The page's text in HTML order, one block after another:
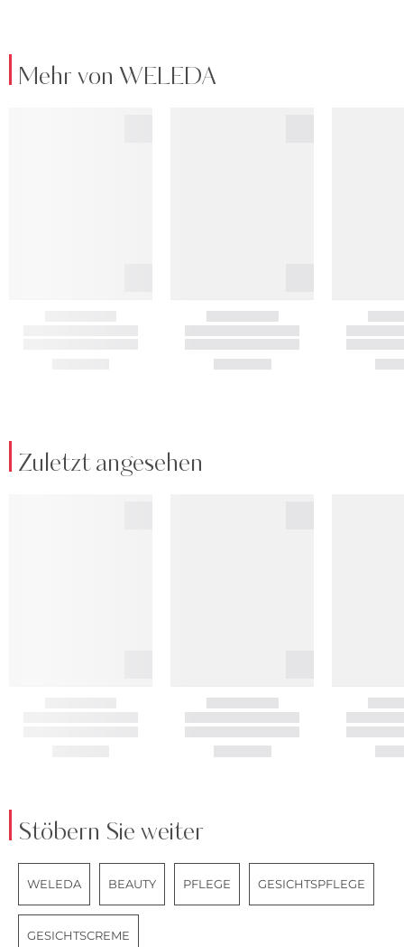
Mehr von WELEDA
Zuletzt angesehen
Stöbern Sie weiter
WELEDA BEAUTY PFLEGE GESICHTSPFLEGE
GESICHTSCREME